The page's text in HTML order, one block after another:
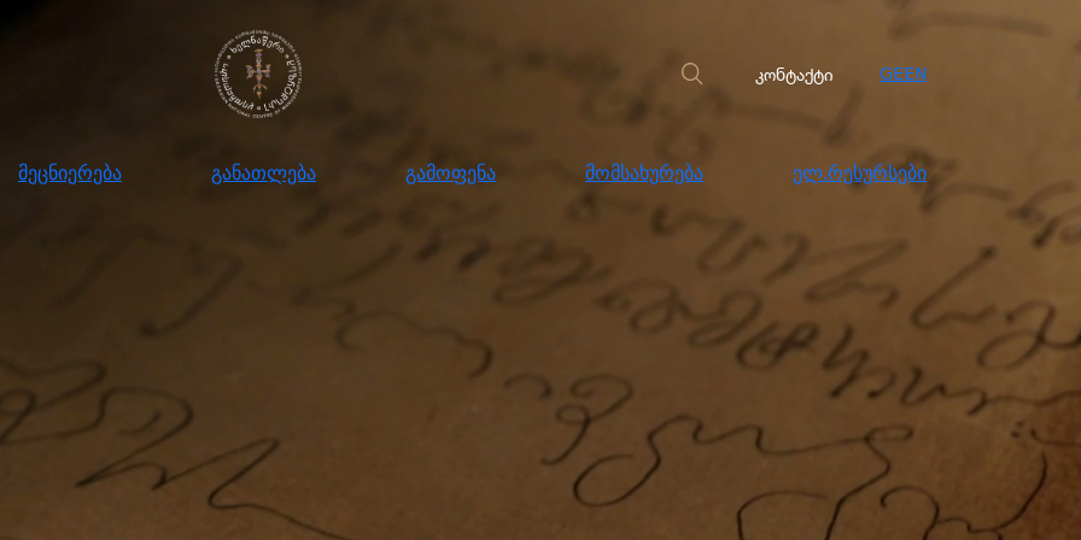
კონტაქტი GEEN
მეცნიერება განათლება გამოფენა მომსახურება ელ.რესურსები
განათლება